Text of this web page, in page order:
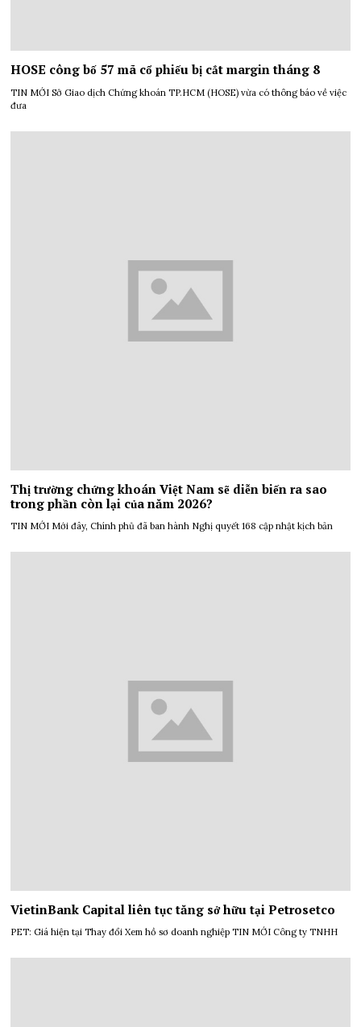
HOSE công bố 57 mã cổ phiếu bị cắt margin tháng 8
TIN MỚI Sở Giao dịch Chứng khoán TP.HCM (HOSE) vừa có thông báo về việc
đưa
Thị trường chứng khoán Việt Nam sẽ diễn biến ra sao
trong phần còn lại của năm 2026?
TIN MỚI Mới đây, Chính phủ đã ban hành Nghị quyết 168 cập nhật kịch bản
VietinBank Capital liên tục tăng sở hữu tại Petrosetco
PET: Giá hiện tại Thay đổi Xem hồ sơ doanh nghiệp TIN MỚI Công ty TNHH